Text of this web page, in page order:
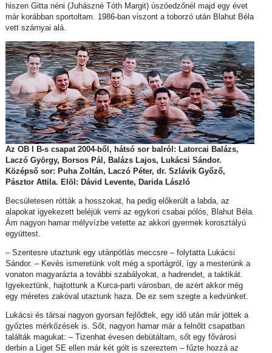
hiszen Gitta néni (Juhászné Tóth Margit) úszóedzőnél majd egy évet
már korábban sportoltam. 1986-ban viszont a toborzó után Blahut Béla
vett szárnyai alá.
Az OB I B-s csapat 2004-ből, hátsó sor balról: Latorcai Balázs,
Laczó György, Borsos Pál, Balázs Lajos, Lukácsi Sándor.
Középső sor: Puha Zoltán, Laczó Péter, dr. Szlávik Győző,
Pásztor Attila. Elöl: Dávid Levente, Darida László
Becsületesen rótták a hosszokat, ha pedig előkerült a labda, az
alapokat igyekezett beléjük verni az egykori csabai pólós, Blahut Béla.
Ám nagyon hamar mélyvízbe vetette az akkori gyermek korosztályú
együttest.
– Szentesre utaztunk egy utánpótlás meccsre – folytatta Lukácsi
Sándor. – Kevés ismeretünk volt még a sportágról, így a mesterünk a
vonaton magyarázta a további szabályokat, a hadrendet, a taktikát.
Igyekeztünk, hajtottunk a Kurca-parti városban, de azért akkor még
egy méretes zakóval utaztunk haza. De ez sem szegte a kedvünket.
Lukácsi és társai nagyon gyorsan fejlődtek, egy idő után már jöttek a
győztes mérkőzések is. Sőt, nagyon hamar már a felnőtt csapatban
találták magukat: – Tizenhat évesen debütáltam, sőt egy fővárosi
derbin a Liget SE ellen már két gólt is szereztem – fűzte hozzá az